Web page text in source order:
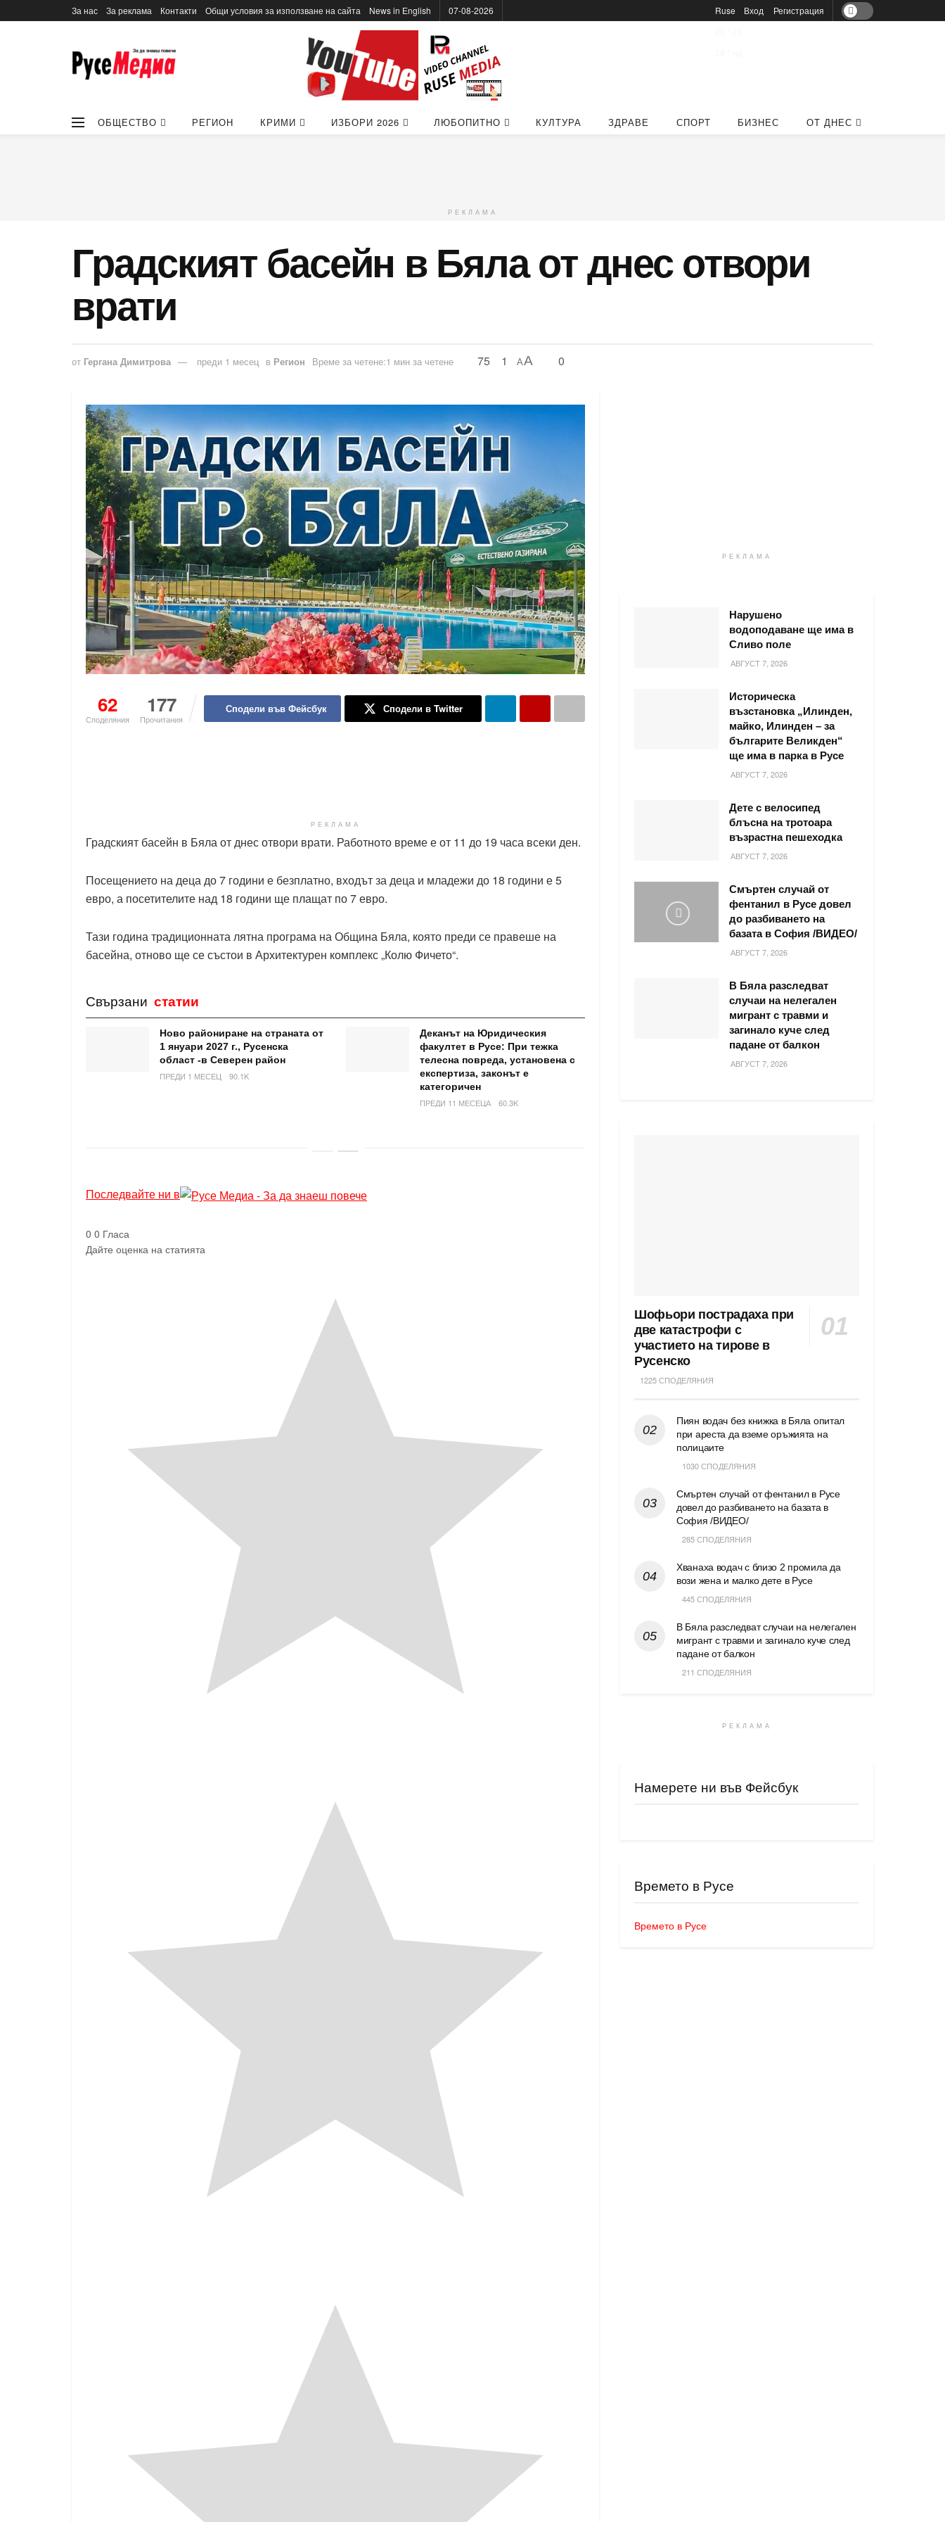
За нас За реклама Контакти Общи условия за използване на сайта News in Еnglish 07-08-2026
Ruse
Вход Регистрация
ОБЩЕСТВО РЕГИОН КРИМИ ИЗБОРИ 2026 ЛЮБОПИТНО КУЛТУРА ЗДРАВЕ СПОРТ БИЗНЕС ОТ ДНЕС
РЕКЛАМА
Градският басейн в Бяла от днес отвори
врати
от Гергана Димитрова преди 1 месец в Регион Време за четене:1 мин за четене 75 1 AA 0
62
Споделяния
177
Прочитания
Сподели във Фейсбук Сподели в Twitter
РЕКЛАМА
Градският басейн в Бяла от днес отвори врати. Работното време е от 11 до 19 часа всеки ден.
Посещението на деца до 7 години е безплатно, входът за деца и младежи до 18 години е 5
евро, а посетителите над 18 години ще плащат по 7 евро.
Тази година традиционната лятна програма на Община Бяла, която преди се правеше на
басейна, отново ще се състои в Архитектурен комплекс „Колю Фичето“.
Свързани статии
Ново райониране на страната от
1 януари 2027 г., Русенска
област -в Северен район
ПРЕДИ 1 МЕСЕЦ
90.1K
Деканът на Юридическия
факултет в Русе: При тежка
телесна повреда, установена с
експертиза, законът е
категоричен
ПРЕДИ 11 МЕСЕЦА
60.3K
Последвайте ни в
0 0 Гласа
Дайте оценка на статията
РЕКЛАМА
Нарушено
водоподаване ще има в
Сливо поле
АВГУСТ 7, 2026
Историческа
възстановка „Илинден,
майко, Илинден – за
българите Великден“
ще има в парка в Русе
АВГУСТ 7, 2026
Дете с велосипед
блъсна на тротоара
възрастна пешеходка
АВГУСТ 7, 2026
Смъртен случай от
фентанил в Русе довел
до разбиването на
базата в София /ВИДЕО/
АВГУСТ 7, 2026
В Бяла разследват
случаи на нелегален
мигрант с травми и
загинало куче след
падане от балкон
АВГУСТ 7, 2026
Шофьори пострадаха при
две катастрофи с
участието на тирове в
Русенско
1225 СПОДЕЛЯНИЯ
Пиян водач без книжка в Бяла опитал
при ареста да вземе оръжията на
полицаите
1030 СПОДЕЛЯНИЯ
Смъртен случай от фентанил в Русе
довел до разбиването на базата в
София /ВИДЕО/
285 СПОДЕЛЯНИЯ
Хванаха водач с близо 2 промила да
вози жена и малко дете в Русе
445 СПОДЕЛЯНИЯ
В Бяла разследват случаи на нелегален
мигрант с травми и загинало куче след
падане от балкон
211 СПОДЕЛЯНИЯ
РЕКЛАМА
Намерете ни във Фейсбук
Времето в Русе
Времето в Русе